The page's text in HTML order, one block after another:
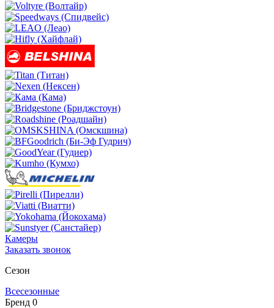
Камеры
Заказать звонок
Сезон
Всесезонные
Бренд 0